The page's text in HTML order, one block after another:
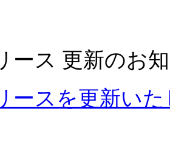
ース 更新のお
ースを更新い